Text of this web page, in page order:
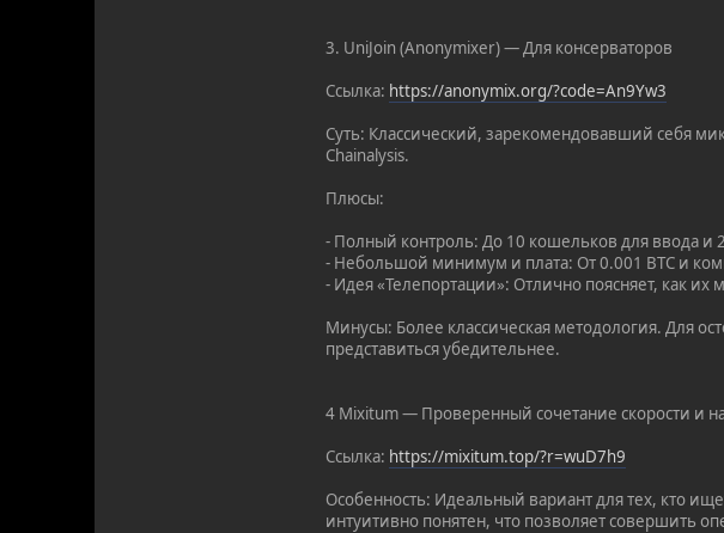
3. UniJoin (Anonymixer) — Для консерваторов
Ссылка: https://anonymix.org/?code=An9Yw3
Суть: Классический, зарекомендовавший себя
Chainalysis.
Плюсы:
- Полный контроль: До 10 кошельков для ввода и
- Небольшой минимум и плата: От 0.001 BTC и
- Идея «Телепортации»: Отлично поясняет, как их
Минусы: Более классическая методология. Для
представиться убедительнее.
4 Mixitum — Проверенный сочетание скорости и
Ссылка: https://mixitum.top/?r=wuD7h9
Особенность: Идеальный вариант для тех, кто
интуитивно понятен, что позволяет совершить